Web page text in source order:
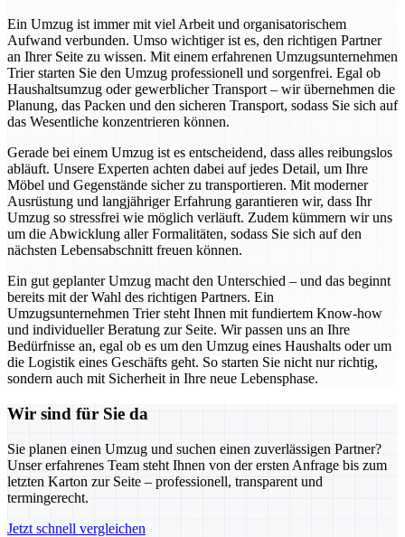
Ein Umzug ist immer mit viel Arbeit und organisatorischem
Aufwand verbunden. Umso wichtiger ist es, den richtigen Partner
an Ihrer Seite zu wissen. Mit einem erfahrenen Umzugsunternehmen
Trier starten Sie den Umzug professionell und sorgenfrei. Egal ob
Haushaltsumzug oder gewerblicher Transport – wir übernehmen die
Planung, das Packen und den sicheren Transport, sodass Sie sich auf
das Wesentliche konzentrieren können.
Gerade bei einem Umzug ist es entscheidend, dass alles reibungslos
abläuft. Unsere Experten achten dabei auf jedes Detail, um Ihre
Möbel und Gegenstände sicher zu transportieren. Mit moderner
Ausrüstung und langjähriger Erfahrung garantieren wir, dass Ihr
Umzug so stressfrei wie möglich verläuft. Zudem kümmern wir uns
um die Abwicklung aller Formalitäten, sodass Sie sich auf den
nächsten Lebensabschnitt freuen können.
Ein gut geplanter Umzug macht den Unterschied – und das beginnt
bereits mit der Wahl des richtigen Partners. Ein
Umzugsunternehmen Trier steht Ihnen mit fundiertem Know-how
und individueller Beratung zur Seite. Wir passen uns an Ihre
Bedürfnisse an, egal ob es um den Umzug eines Haushalts oder um
die Logistik eines Geschäfts geht. So starten Sie nicht nur richtig,
sondern auch mit Sicherheit in Ihre neue Lebensphase.
Wir sind für Sie da
Sie planen einen Umzug und suchen einen zuverlässigen Partner?
Unser erfahrenes Team steht Ihnen von der ersten Anfrage bis zum
letzten Karton zur Seite – professionell, transparent und
termingerecht.
Jetzt schnell vergleichen